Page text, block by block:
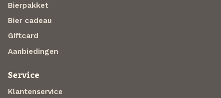
Bierpakket
Bier cadeau
Giftcard
Aanbiedingen
Service
Klantenservice